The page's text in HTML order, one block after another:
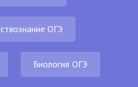
ОГЭ
Биология ОГЭ